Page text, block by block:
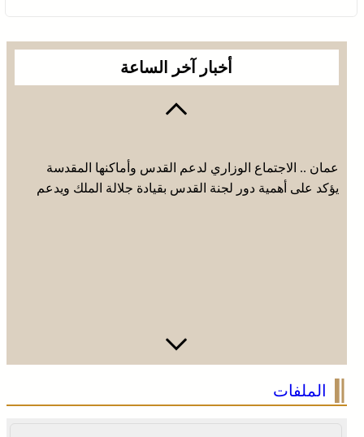
أخبار آخر الساعة
عمان .. الاجتماع الوزاري لدعم القدس وأماكنها المقدسة
يؤكد على أهمية دور لجنة القدس بقيادة جلالة الملك ويدعم
الملفات